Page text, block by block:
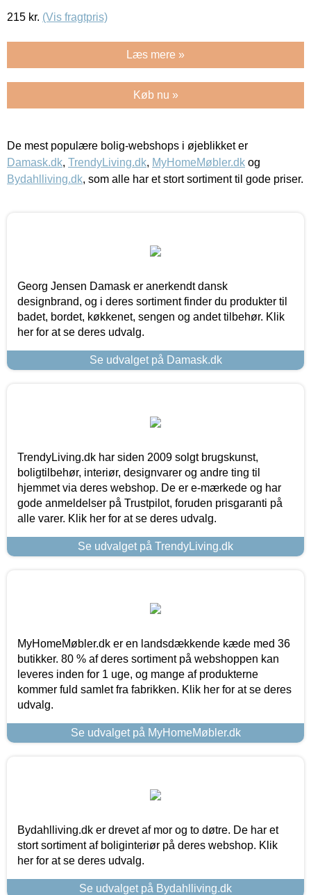
215 kr. (Vis fragtpris)
Læs mere »
Køb nu »
De mest populære bolig-webshops i øjeblikket er
Damask.dk, TrendyLiving.dk, MyHomeMøbler.dk og
Bydahlliving.dk, som alle har et stort sortiment til gode priser.
Georg Jensen Damask er anerkendt dansk
designbrand, og i deres sortiment finder du produkter til
badet, bordet, køkkenet, sengen og andet tilbehør. Klik
her for at se deres udvalg.
Se udvalget på Damask.dk
TrendyLiving.dk har siden 2009 solgt brugskunst,
boligtilbehør, interiør, designvarer og andre ting til
hjemmet via deres webshop. De er e-mærkede og har
gode anmeldelser på Trustpilot, foruden prisgaranti på
alle varer. Klik her for at se deres udvalg.
Se udvalget på TrendyLiving.dk
MyHomeMøbler.dk er en landsdækkende kæde med 36
butikker. 80 % af deres sortiment på webshoppen kan
leveres inden for 1 uge, og mange af produkterne
kommer fuld samlet fra fabrikken. Klik her for at se deres
udvalg.
Se udvalget på MyHomeMøbler.dk
Bydahlliving.dk er drevet af mor og to døtre. De har et
stort sortiment af boliginteriør på deres webshop. Klik
her for at se deres udvalg.
Se udvalget på Bydahlliving.dk